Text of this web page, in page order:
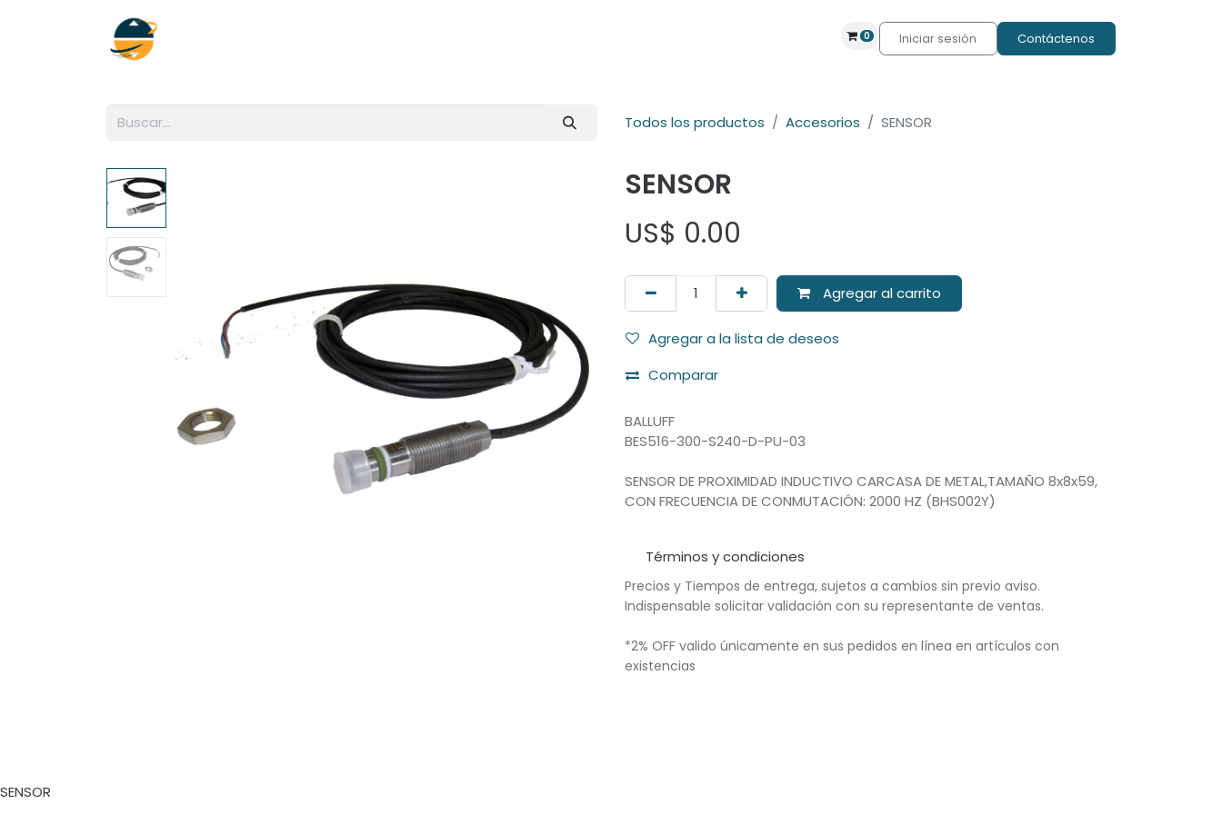
0 Iniciar sesión Contáctenos
Todos los productos Accesorios SENSOR
SENSOR
US$ 0.00
Agregar al carrito
Agregar a la lista de deseos
Comparar
BALLUFF
BES516-300-S240-D-PU-03
SENSOR DE PROXIMIDAD INDUCTIVO CARCASA DE METAL,TAMAÑO 8x8x59,
CON FRECUENCIA DE CONMUTACIÓN: 2000 HZ (BHS002Y)
Términos y condiciones
Precios y Tiempos de entrega, sujetos a cambios sin previo aviso.
Indispensable solicitar validación con su representante de ventas.
*2% OFF valido únicamente en sus pedidos en línea en artículos con
existencias
SENSOR